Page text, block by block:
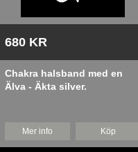
680 KR
Chakra halsband med en
Älva - Äkta silver.
Mer info Köp